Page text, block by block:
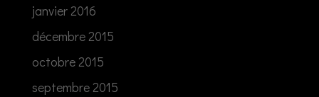
janvier 2016
décembre 2015
octobre 2015
septembre 2015